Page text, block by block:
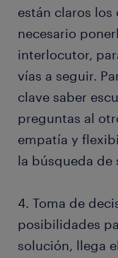
están claros
necesario
interlocutor,
vías a seguir.
clave saber
preguntas al
empatía y
la búsqueda de
4. Toma de
posibilidades
solución, llega